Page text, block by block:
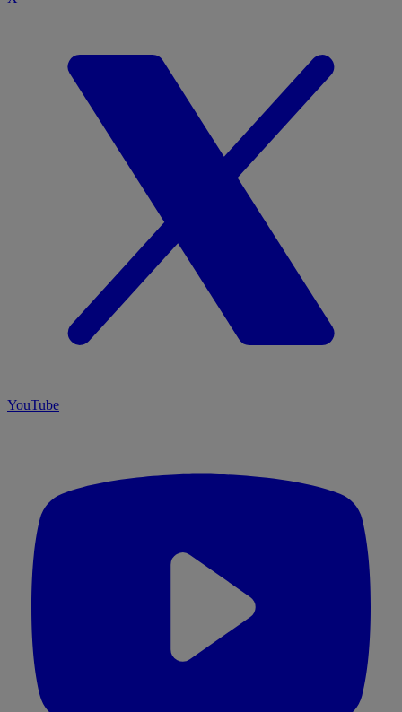
YouTube